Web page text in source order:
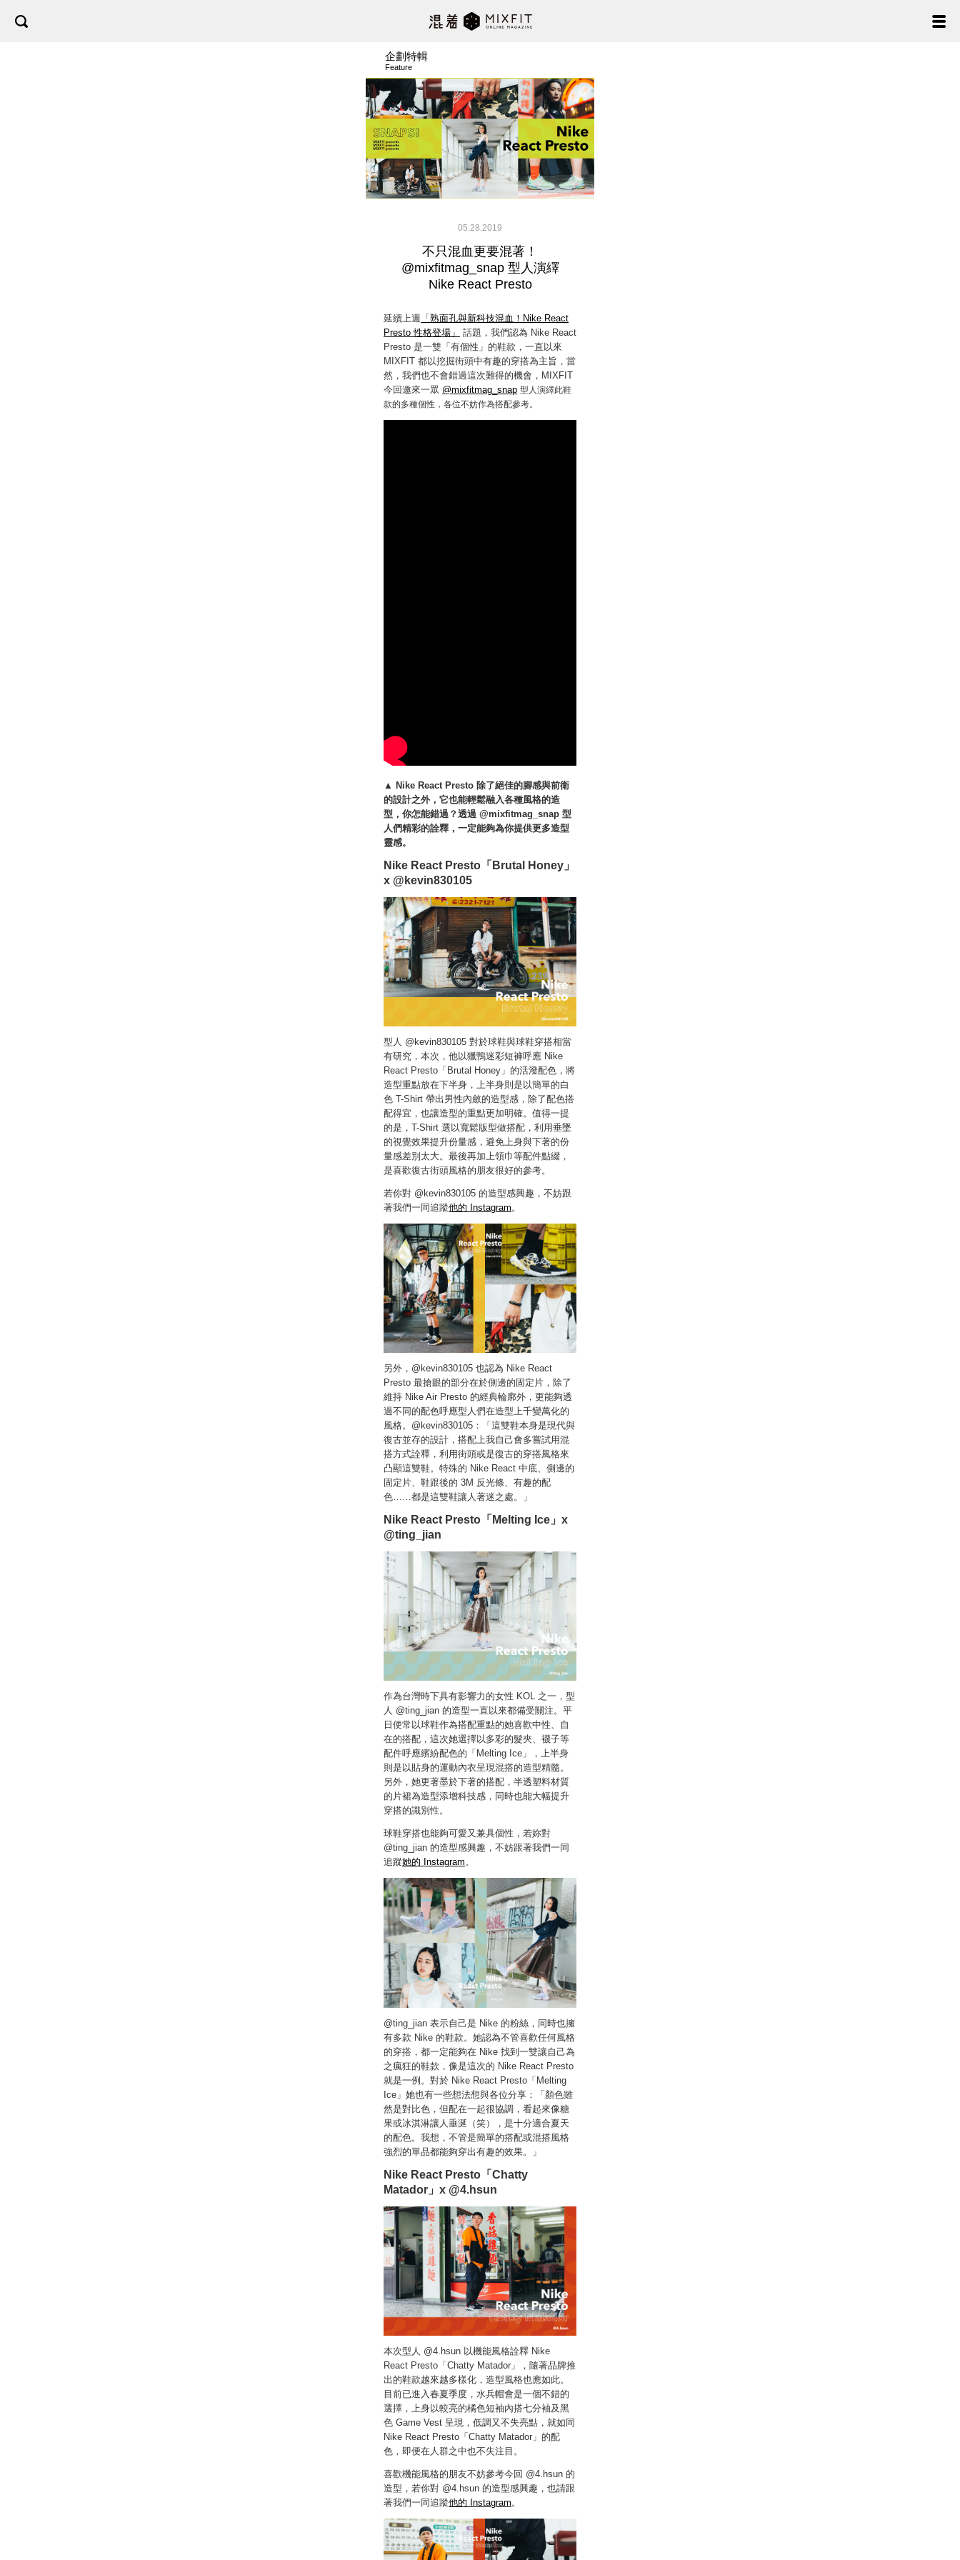
企劃特輯
Feature
05.28.2019
不只混血更要混著！
@mixfitmag_snap 型人演繹
Nike React Presto
延續上週 「熟面孔與新科技混血！Nike React
Presto 性格登場」
話題，我們認為 Nike React
Presto 是一雙「有個性」的鞋款，一直以來
MIXFIT 都以挖掘街頭中有趣的穿搭為主旨，當
然，我們也不會錯過這次難得的機會，MIXFIT
今回邀來一眾 @mixfitmag_snap 型人演繹此鞋
款的多種個性，各位不妨作為搭配參考。
▲ Nike React Presto 除了絕佳的腳感與前衛
的設計之外，它也能輕鬆融入各種風格的造
型，你怎能錯過？透過 @mixfitmag_snap 型
人們精彩的詮釋，一定能夠為你提供更多造型
靈感。
Nike React Presto「Brutal Honey」
x @kevin830105
型人 @kevin830105 對於球鞋與球鞋穿搭相當
有研究，本次，他以獵鴨迷彩短褲呼應 Nike
React Presto「Brutal Honey」的活潑配色，將
造型重點放在下半身，上半身則是以簡單的白
色 T-Shirt 帶出男性內斂的造型感，除了配色搭
配得宜，也讓造型的重點更加明確。值得一提
的是，T-Shirt 選以寬鬆版型做搭配，利用垂墜
的視覺效果提升份量感，避免上身與下著的份
量感差別太大。最後再加上領巾等配件點綴，
是喜歡復古街頭風格的朋友很好的參考。
若你對 @kevin830105 的造型感興趣，不妨跟
著我們一同追蹤他的 Instagram。
另外，@kevin830105 也認為 Nike React
Presto 最搶眼的部分在於側邊的固定片，除了
維持 Nike Air Presto 的經典輪廓外，更能夠透
過不同的配色呼應型人們在造型上千變萬化的
風格。@kevin830105：「這雙鞋本身是現代與
復古並存的設計，搭配上我自己會多嘗試用混
搭方式詮釋，利用街頭或是復古的穿搭風格來
凸顯這雙鞋。特殊的 Nike React 中底、側邊的
固定片、鞋跟後的 3M 反光條、有趣的配
色……都是這雙鞋讓人著迷之處。」
Nike React Presto「Melting Ice」x
@ting_jian
作為台灣時下具有影響力的女性 KOL 之一，型
人 @ting_jian 的造型一直以來都備受關注。平
日便常以球鞋作為搭配重點的她喜歡中性、自
在的搭配，這次她選擇以多彩的髮夾、襪子等
配件呼應繽紛配色的「Melting Ice」，上半身
則是以貼身的運動內衣呈現混搭的造型精髓。
另外，她更著墨於下著的搭配，半透塑料材質
的片裙為造型添增科技感，同時也能大幅提升
穿搭的識別性。
球鞋穿搭也能夠可愛又兼具個性，若妳對
@ting_jian 的造型感興趣，不妨跟著我們一同
追蹤她的 Instagram。
@ting_jian 表示自己是 Nike 的粉絲，同時也擁
有多款 Nike 的鞋款。她認為不管喜歡任何風格
的穿搭，都一定能夠在 Nike 找到一雙讓自己為
之瘋狂的鞋款，像是這次的 Nike React Presto
就是一例。對於 Nike React Presto「Melting
Ice」她也有一些想法想與各位分享：「顏色雖
然是對比色，但配在一起很協調，看起來像糖
果或冰淇淋讓人垂涎（笑），是十分適合夏天
的配色。我想，不管是簡單的搭配或混搭風格
強烈的單品都能夠穿出有趣的效果。」
Nike React Presto「Chatty
Matador」x @4.hsun
本次型人 @4.hsun 以機能風格詮釋 Nike
React Presto「Chatty Matador」，隨著品牌推
出的鞋款越來越多樣化，造型風格也應如此。
目前已進入春夏季度，水兵帽會是一個不錯的
選擇，上身以較亮的橘色短袖內搭七分袖及黑
色 Game Vest 呈現，低調又不失亮點，就如同
Nike React Presto「Chatty Matador」的配
色，即便在人群之中也不失注目。
喜歡機能風格的朋友不妨參考今回 @4.hsun 的
造型，若你對 @4.hsun 的造型感興趣，也請跟
著我們一同追蹤他的 Instagram 。